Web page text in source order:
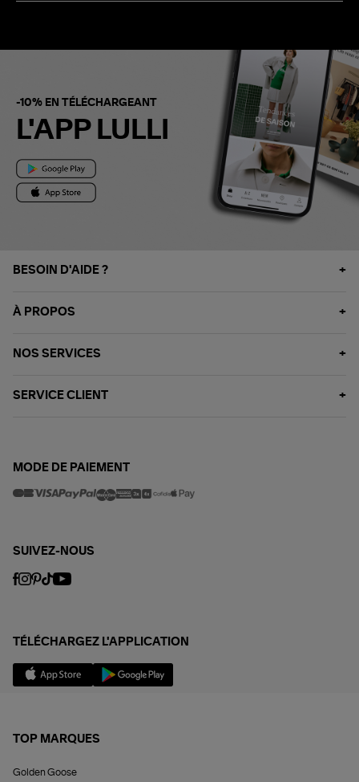
-10% EN TÉLÉCHARGEANT
L'APP LULLI
BESOIN D'AIDE ?
À PROPOS
NOS SERVICES
SERVICE CLIENT
MODE DE PAIEMENT
SUIVEZ-NOUS
TÉLÉCHARGEZ L'APPLICATION
TOP MARQUES
Golden Goose